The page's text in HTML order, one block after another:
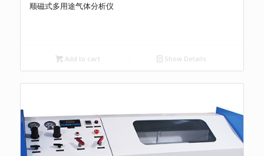
顺磁式多用途气体分析仪
Add to cart Show Details